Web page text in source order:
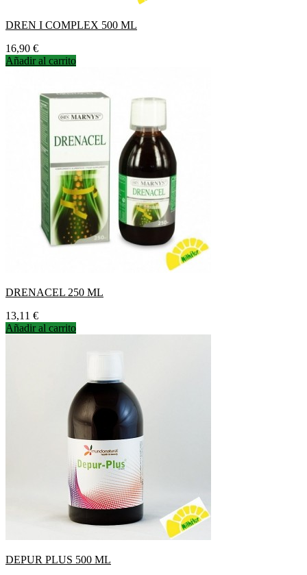
DREN I COMPLEX 500 ML
Precio
16,90 €
Añadir al carrito
DRENACEL 250 ML
Precio
13,11 €
Añadir al carrito
DEPUR PLUS 500 ML